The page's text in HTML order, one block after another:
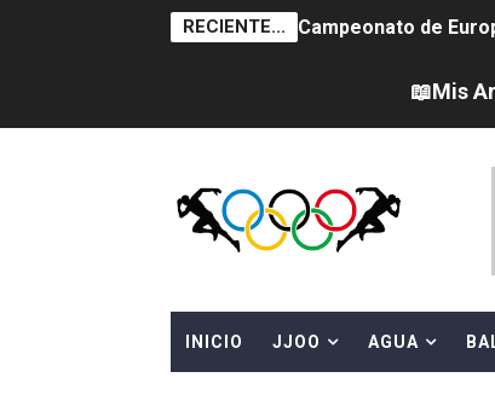
RECIENTE... Campeonato de
AEW - Adam Page
Tour de Francia
Women's Pro
Campeonato de
WWE NXT - Myles
📖Mis
INICIO JJOO AGUA